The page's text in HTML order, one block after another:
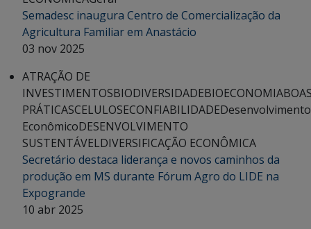
Semadesc inaugura Centro de Comercialização da
Agricultura Familiar em Anastácio
03 nov 2025
ATRAÇÃO DE
INVESTIMENTOSBIODIVERSIDADEBIOECONOMIA
PRÁTICASCELULOSECONFIABILIDADEDesenvolvimento
EconômicoDESENVOLVIMENTO
SUSTENTÁVELDIVERSIFICAÇÃO ECONÔMICA
Secretário destaca liderança e novos caminhos da
produção em MS durante Fórum Agro do LIDE na
Expogrande
10 abr 2025